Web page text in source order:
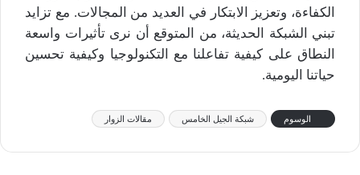
الكفاءة، وتعزيز الابتكار في العديد من المجالات. مع تزايد
تبني الشبكة الحديثة، من المتوقع أن نرى تأثيرات واسعة
النطاق على كيفية تفاعلنا مع التكنولوجيا وكيفية تحسين
حياتنا اليومية.
الوسوم شبكة الجيل الخامس مقالات الزوار